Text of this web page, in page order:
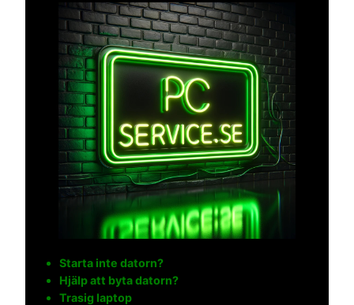
Starta inte datorn?
Hjälp att byta datorn?
Trasig laptop